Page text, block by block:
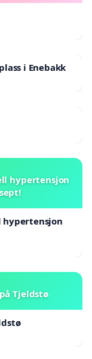
i Enebakk
hypertensjon
hypertensjon
Tjeldstø